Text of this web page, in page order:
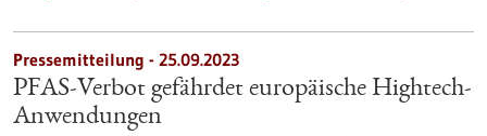
Pressemitteilung - 25.09.2023
PFAS-Verbot gefährdet europäische Hightech-
Anwendungen